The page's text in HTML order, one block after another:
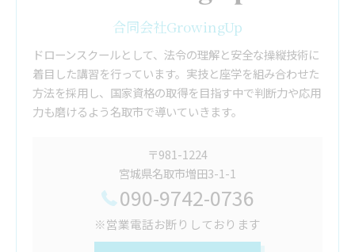
合同会社GrowingUp
ドローンスクールとして、法令の理解と安全な操縦技術に
着目した講習を行っています。実技と座学を組み合わせた
方法を採用し、国家資格の取得を目指す中で判断力や応用
力も磨けるよう名取市で導いていきます。
〒981-1224
宮城県名取市増田3-1-1
090-9742-0736
※営業電話お断りしております